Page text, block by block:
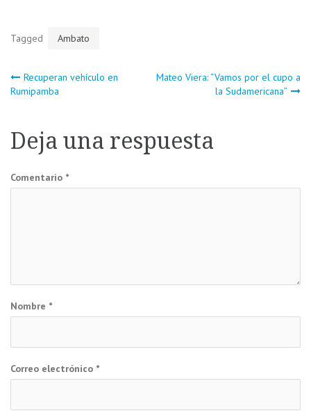
Tagged Ambato
Navegación
entradas
Recuperan vehículo en
Rumipamba
Mateo Viera: “Vamos por el cupo a
la Sudamericana”
Deja una respuesta
Comentario *
Nombre *
Correo electrónico *